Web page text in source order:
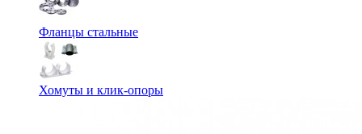
Фланцы стальные
Хомуты и клик-опоры